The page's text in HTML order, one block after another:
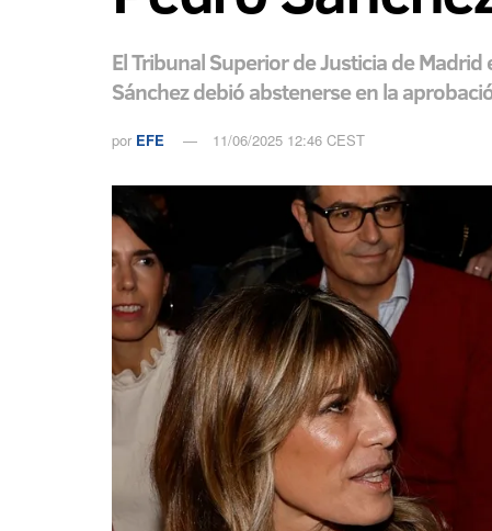
El Tribunal Superior de Justicia de
Sánchez debió abstenerse en la
por EFE 11/06/2025 12:46 CEST